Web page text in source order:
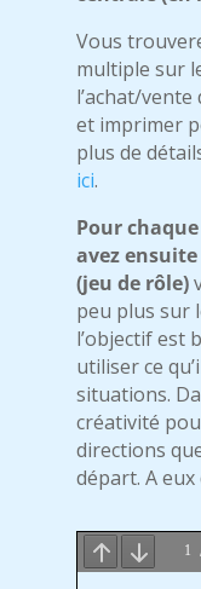
Vous
multiple sur
l’achat/
et imprimer
plus de
ici.
Pour
avez
(jeu de rôle)
peu plus sur
l’objectif est
utiliser ce
situations.
créativité
directions
départ. A eux